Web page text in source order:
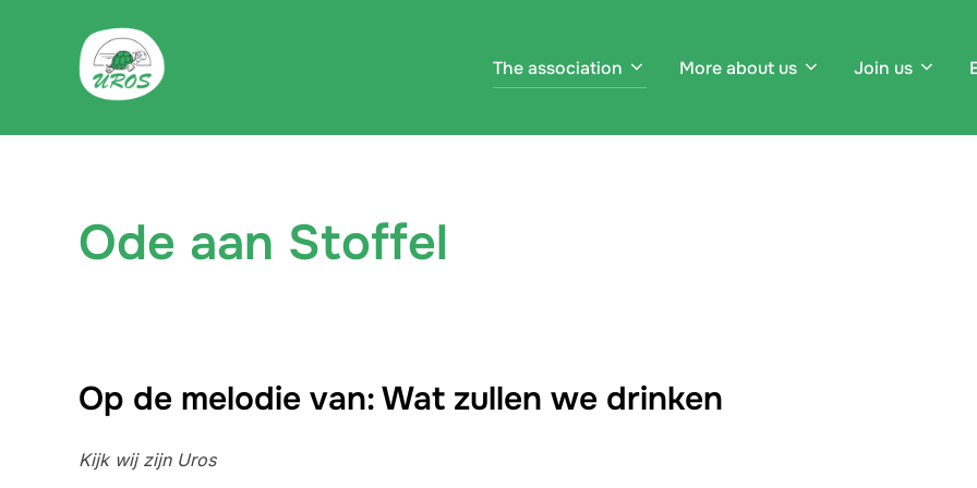
The association More about us Join us
Ode aan Stoffel
Op de melodie van: Wat zullen we drinken
Kijk wij zijn Uros